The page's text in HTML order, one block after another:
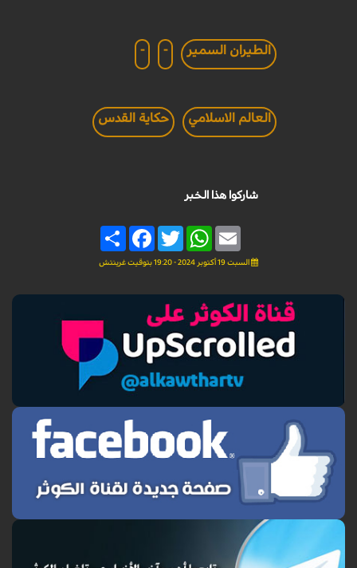
الطيران السمير -
-
العالم الاسلامي حكاية القدس
شاركوا هذا الخبر
Share
FacebookTwitter
WhatsAppEmail
السبت 19 أكتوبر 2024 - 19:20 بتوقيت غرينتش